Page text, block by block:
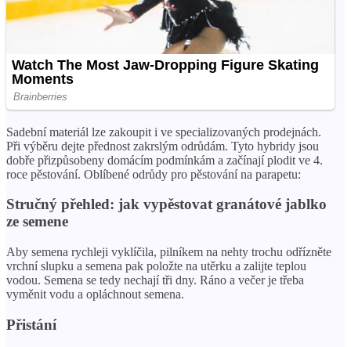
Sadební materiál lze zakoupit i ve specializovaných prodejnách.
Při výběru dejte přednost zakrslým odrůdám. Tyto hybridy jsou
dobře přizpůsobeny domácím podmínkám a začínají plodit ve 4.
roce pěstování. Oblíbené odrůdy pro pěstování na parapetu:
Stručný přehled: jak vypěstovat granátové jablko
ze semene
Aby semena rychleji vyklíčila, pilníkem na nehty trochu odřízněte
vrchní slupku a semena pak položte na utěrku a zalijte teplou
vodou. Semena se tedy nechají tři dny. Ráno a večer je třeba
vyměnit vodu a opláchnout semena.
Přistání